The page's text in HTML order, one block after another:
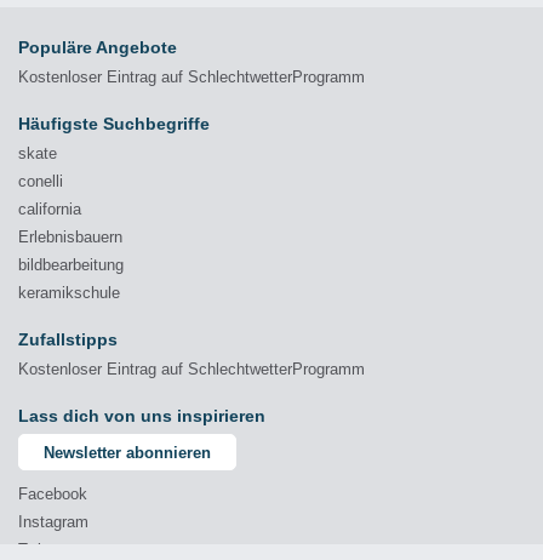
Populäre Angebote
Kostenloser Eintrag auf SchlechtwetterProgramm
Häufigste Suchbegriffe
skate
conelli
california
Erlebnisbauern
bildbearbeitung
keramikschule
Zufallstipps
Kostenloser Eintrag auf SchlechtwetterProgramm
Lass dich von uns inspirieren
Newsletter abonnieren
Facebook
Instagram
Twitter